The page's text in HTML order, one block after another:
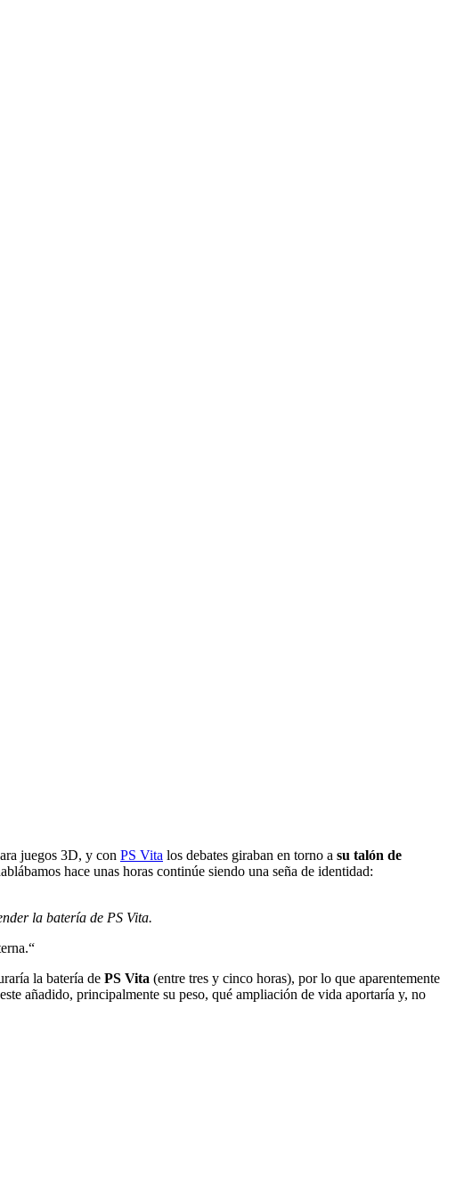
juegos 3D, y con PS Vita los debates giraban en torno a su talón de
hace unas horas continúe siendo una seña de identidad:
la batería de PS Vita.
la batería de PS Vita (entre tres y cinco horas), por lo que aparentemente
añadido, principalmente su peso, qué ampliación de vida aportaría y, no